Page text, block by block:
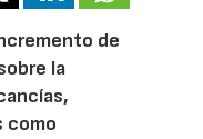
de
la
como